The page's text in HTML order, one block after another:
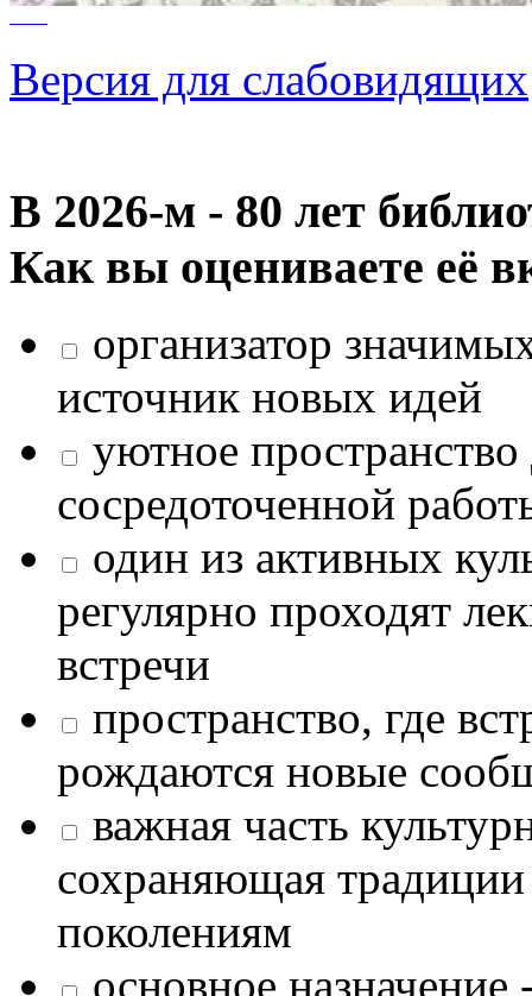
Версия для слабовидящих
В 2026‑м - 80 лет
Как вы оцениваете её
организатор
источник новых идей
уютное
сосредоточенной
один из активных
регулярно проходят
встречи
пространство, где
рождаются новые
важная часть
сохраняющая
поколениям
основное назначение